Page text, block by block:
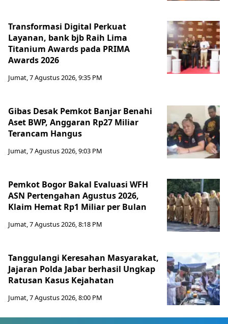
Transformasi Digital Perkuat
Layanan, bank bjb Raih Lima
Titanium Awards pada PRIMA
Awards 2026
Jumat, 7 Agustus 2026, 9:35 PM
Gibas Desak Pemkot Banjar Benahi
Aset BWP, Anggaran Rp27 Miliar
Terancam Hangus
Jumat, 7 Agustus 2026, 9:03 PM
Pemkot Bogor Bakal Evaluasi WFH
ASN Pertengahan Agustus 2026,
Klaim Hemat Rp1 Miliar per Bulan
Jumat, 7 Agustus 2026, 8:18 PM
Tanggulangi Keresahan Masyarakat,
Jajaran Polda Jabar berhasil Ungkap
Ratusan Kasus Kejahatan
Jumat, 7 Agustus 2026, 8:00 PM